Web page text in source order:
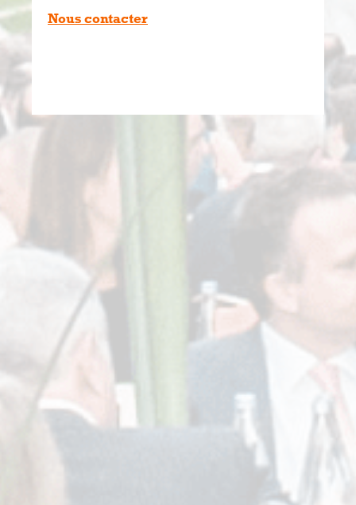
Nous contacter